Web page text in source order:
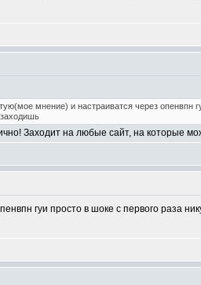
мнение) и настраиватся через
Заходит на любые сайт, на которые
гуи просто в шоке с первого раза